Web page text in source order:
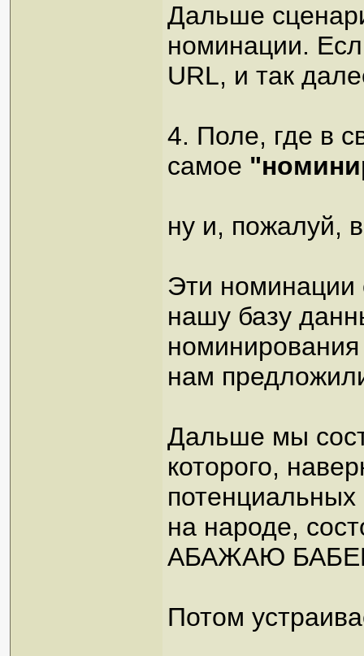
Дальше
номинации.
URL, и так
4. Поле, где в
самое
ну и, пожалуй,
Эти номинации
нашу базу
нам
Дальше мы
которого,
потенциальных
на народе,
АБАЖАЮ
Потом